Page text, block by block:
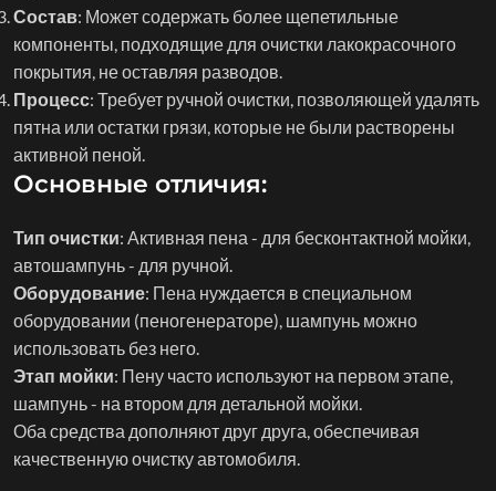
Состав: Может содержать более щепетильные
компоненты, подходящие для очистки лакокрасочного
покрытия, не оставляя разводов.
Процесс: Требует ручной очистки, позволяющей удалять
пятна или остатки грязи, которые не были растворены
активной пеной.
Основные отличия:
Тип очистки: Активная пена - для бесконтактной мойки,
автошампунь - для ручной.
Оборудование: Пена нуждается в специальном
оборудовании (пеногенераторе), шампунь можно
использовать без него.
Этап мойки: Пену часто используют на первом этапе,
шампунь - на втором для детальной мойки.
Оба средства дополняют друг друга, обеспечивая
качественную очистку автомобиля.